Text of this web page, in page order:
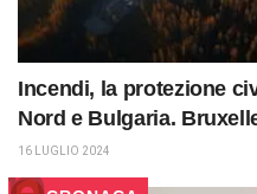
Incendi, la protezione
Nord e Bulgaria.
16 LUGLIO 2024